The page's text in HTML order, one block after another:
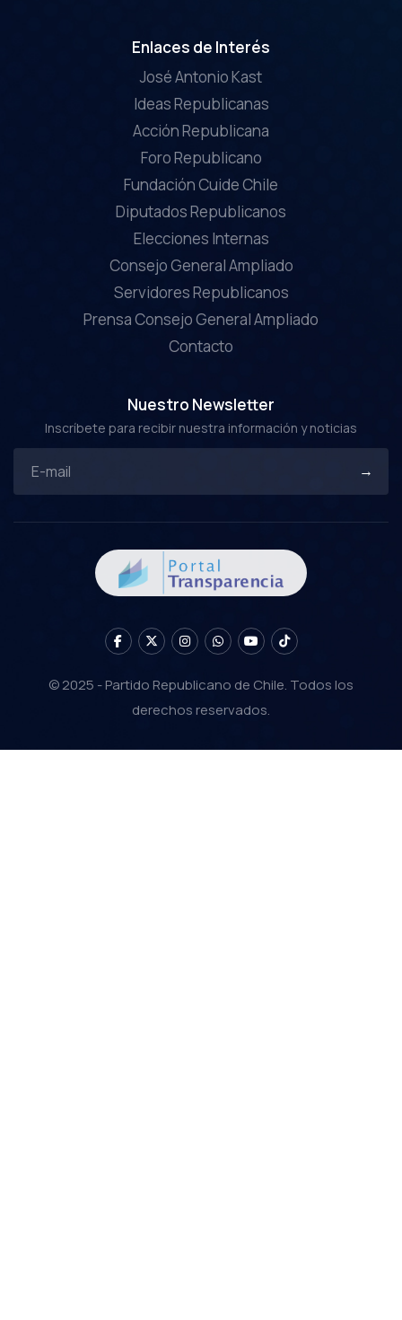
Enlaces de Interés
José Antonio Kast
Ideas Republicanas
Acción Republicana
Foro Republicano
Fundación Cuide Chile
Diputados Republicanos
Elecciones Internas
Consejo General Ampliado
Servidores Republicanos
Prensa Consejo General Ampliado
Contacto
Nuestro Newsletter
Inscríbete para recibir nuestra información y noticias
© 2025 - Partido Republicano de Chile. Todos los
derechos reservados.